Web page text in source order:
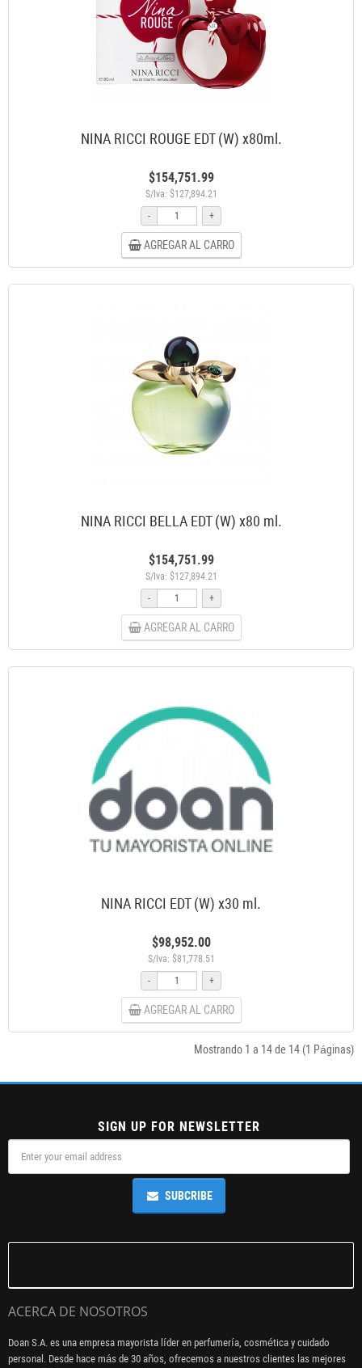
NINA RICCI ROUGE EDT (W) x80ml.
$154,751.99
S/Iva: $127,894.21
-
+
AGREGAR AL CARRO
NINA RICCI BELLA EDT (W) x80 ml.
$154,751.99
S/Iva: $127,894.21
-
+
AGREGAR AL CARRO
NINA RICCI EDT (W) x30 ml.
$98,952.00
S/Iva: $81,778.51
-
+
AGREGAR AL CARRO
Mostrando 1 a 14 de 14 (1 Páginas)
SIGN UP FOR NEWSLETTER
SUBCRIBE
ACERCA DE NOSOTROS
Doan S.A. es una empresa mayorista líder en perfumería, cosmética y cuidado
personal. Desde hace más de 30 años, ofrecemos a nuestros clientes las mejores